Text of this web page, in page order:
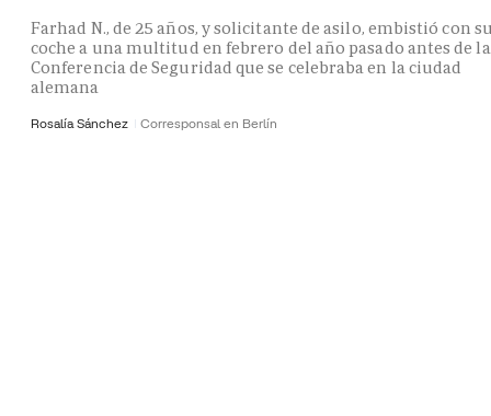
Farhad N., de 25 años, y solicitante de asilo, embistió con
coche a una multitud en febrero del año pasado antes de la
Conferencia de Seguridad que se celebraba en la ciudad
alemana
Rosalía Sánchez Corresponsal en Berlín